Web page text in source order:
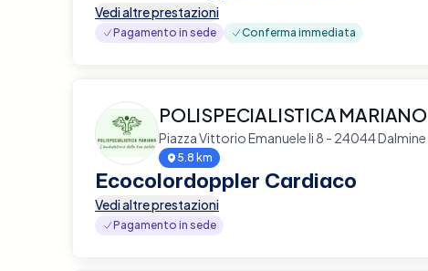
Vedi altre prestazioni
Pagamento in sede Conferma immediata
POLISPECIALISTICA MARIANO
Piazza Vittorio Emanuele Ii 8 - 24044 Dalmine
5.8 km
Ecocolordoppler Cardiaco
Vedi altre prestazioni
Pagamento in sede